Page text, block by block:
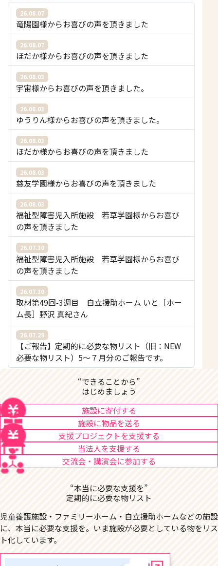
26.08.07
竜陽園様からお喜びの声を頂きました
26.08.07
ほだか様からお喜びの声を頂きました
26.08.03
宇宙様からお喜びの声を頂きました。
26.08.03
ゆうりん様からお喜びの声を頂きました。
26.08.03
ほだか様からお喜びの声を頂きました
26.08.03
慈友学園様からお喜びの声を頂きました
26.08.03
福祉型障害児入所施設 若草学園様からお喜び
の声を頂きました
26.07.30
福祉型障害児入所施設 若草学園様からお喜び
の声を頂きました
26.07.30
取材第49回-3週目 自立援助ホーム いと［ホー
ム長］野沢 真紀さん
26.07.29
【ご報告】定期的に必要な物リスト（旧：NEW
必要な物リスト）5〜７月分のご報告です。
“できることから”
はじめましょう
施設に寄付する
施設に物品を送る
支援プロジェクトを支援する
当法人を支援する
交流会・講演会に参加する
“本当に必要な支援を”
定期的に必要な物リスト
児童養護施設・ファミリーホーム・自立援助ホームなどの施設
に、本当に必要な支援を。いま施設が必要としている物をリス
ト化しています。